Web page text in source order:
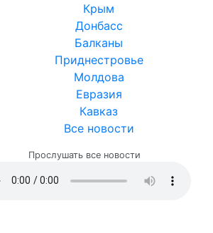
Крым
Донбасс
Балканы
Приднестровье
Молдова
Евразия
Кавказ
Все новости
Прослушать все новости